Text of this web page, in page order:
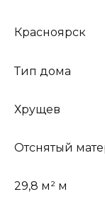
Красноярск
Тип дома
Хрущев
Отснятый
29,8 м² м